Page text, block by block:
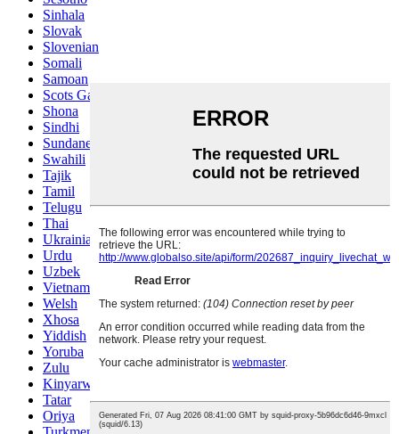
Sinhala
Slovak
Slovenian
Somali
Samoan
Scots Gaelic
Shona
Sindhi
Sundanese
Swahili
Tajik
Tamil
Telugu
Thai
Ukrainian
Urdu
Uzbek
Vietnamese
Welsh
Xhosa
Yiddish
Yoruba
Zulu
Kinyarwanda
Tatar
Oriya